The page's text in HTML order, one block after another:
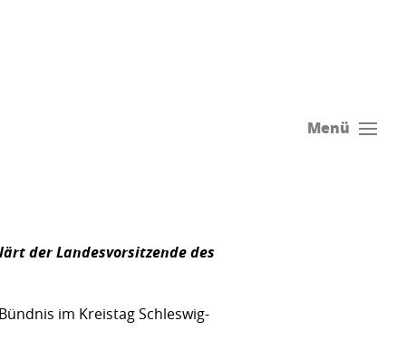
Menü
der Landesvorsitzende des
im Kreistag Schleswig-